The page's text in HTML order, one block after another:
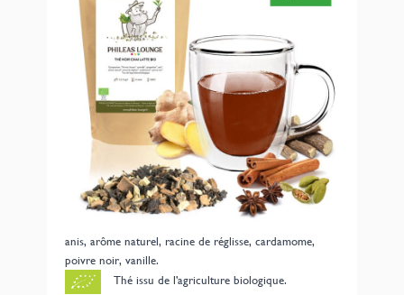
Thé Noir Chai Latte Bio
À partir de12,90 €TTC
Le Thé noir Chai Latte Bio est l'allié parfait de vos
recettes de bubble tea délicieusement épicées. Le
gingembre, la cardamome, la cannelle et la vanille se
mêlent dans ce mélange parfurmé.
Composition: Thé noir Assam, cannelle, gingembre,
anis, arôme naturel, racine de réglisse, cardamome,
poivre noir, vanille.
Thé issu de l'agriculture biologique.